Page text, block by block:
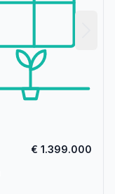
€ 1.399.000